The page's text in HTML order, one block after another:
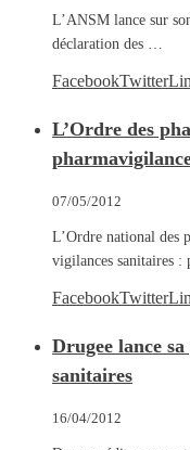
L’ANSM lance sur
déclaration des …
FacebookTwitter
L’Ordre des
07/05/2012
L’Ordre national des
vigilances sanitaires
FacebookTwitter
Drugee lance
sanitaires
16/04/2012